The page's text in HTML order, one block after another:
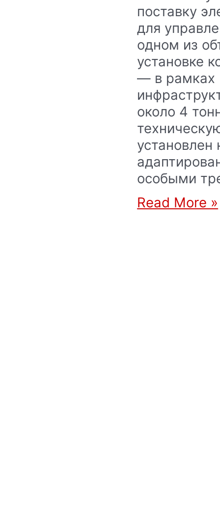
поставку
для
одном из
установке
— в рамках
около 4
установлен
особыми
Read More »